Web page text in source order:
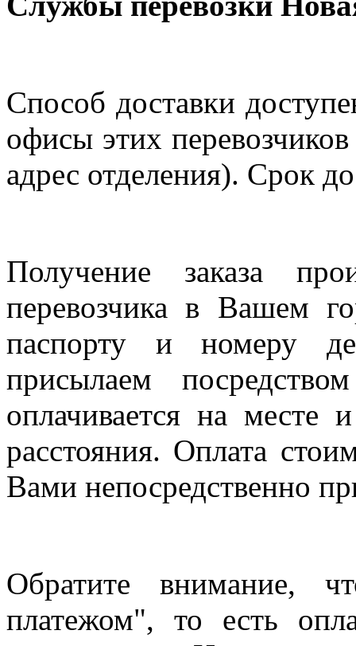
Способ доставки
офисы этих
адрес отделения). Срок
Получение заказа
перевозчика в Вашем
паспорту и номеру
присылаем
оплачивается на месте
расстояния. Оплата
Вами непосредственно
Обратите внимание,
платежом", то есть